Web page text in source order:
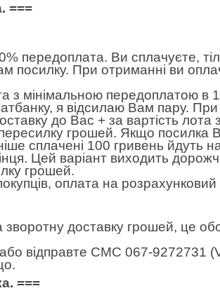
===
передоплата. Ви сплачуєте,
посилку. При отриманні ви
з мінімальною передоплатою в
я відсилаю Вам пару. При
до Вас + за вартість лота з
грошей. Якщо посилка
сплачені 100 гривень йдуть
Цей варіант виходить
грошей.
оплата на
зворотну доставку грошей, це
відправте СМС 067-9272731
===